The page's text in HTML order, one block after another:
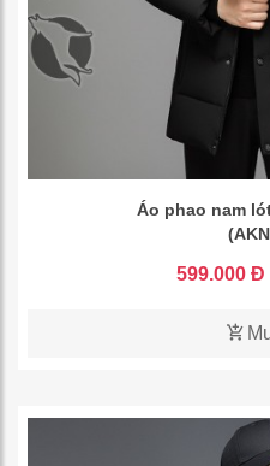
Áo phao nam
599.000 Đ